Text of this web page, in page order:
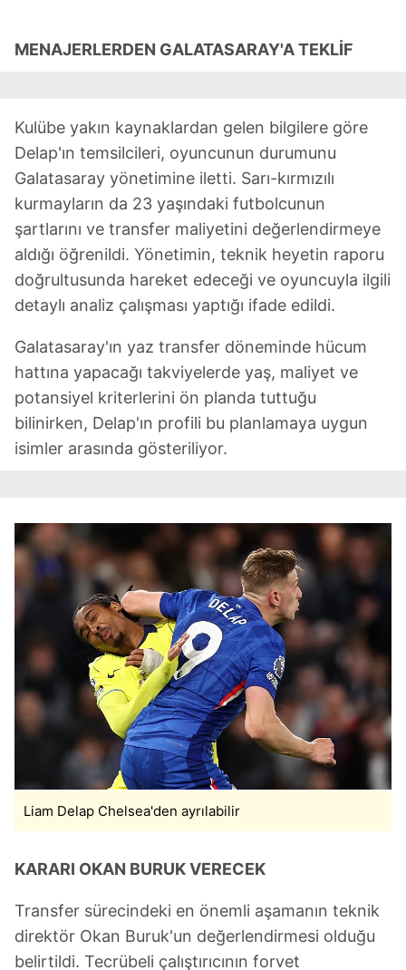
MENAJERLERDEN GALATASARAY'A TEKLİF
Kulübe yakın kaynaklardan gelen bilgilere göre
Delap'ın temsilcileri, oyuncunun durumunu
Galatasaray yönetimine iletti. Sarı-kırmızılı
kurmayların da 23 yaşındaki futbolcunun
şartlarını ve transfer maliyetini değerlendirmeye
aldığı öğrenildi. Yönetimin, teknik heyetin raporu
doğrultusunda hareket edeceği ve oyuncuyla ilgili
detaylı analiz çalışması yaptığı ifade edildi.
Galatasaray'ın yaz transfer döneminde hücum
hattına yapacağı takviyelerde yaş, maliyet ve
potansiyel kriterlerini ön planda tuttuğu
bilinirken, Delap'ın profili bu planlamaya uygun
isimler arasında gösteriliyor.
Liam Delap Chelsea'den ayrılabilir
KARARI OKAN BURUK VERECEK
Transfer sürecindeki en önemli aşamanın teknik
direktör Okan Buruk'un değerlendirmesi olduğu
belirtildi. Tecrübeli çalıştırıcının forvet